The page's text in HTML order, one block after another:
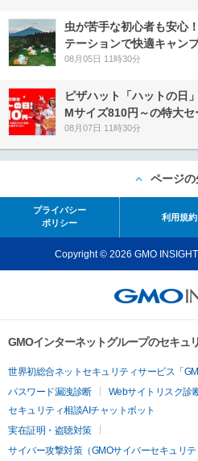
虫が苦手な初心者も安心
テーションで快適キャン
08月05日 11時30分
ピザハット「ハットの日
Mサイズ810円～の特大セ
08月07日 11時30分
ページ
プライバシー
ポリシー
利用規約
Copyright © 2026 GMO
GMOインターネットグループのセキュ
世界初総合ネットセキュリティサービス「
パスワード漏洩診断
Webサイトリスク診
セキュリティ相談AIチャットボット
実在証明・盗聴対策
サイバー攻撃対策（GMOサイバーセキュリテ